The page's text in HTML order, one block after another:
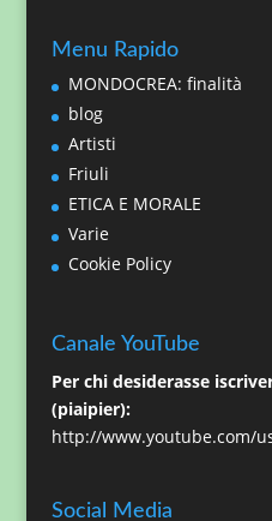
Menu Rapido
MONDOCREA: finalità
blog
Artisti
Friuli
ETICA E MORALE
Varie
Cookie Policy
Canale YouTube
Per chi desiderasse
(piaipier):
http://www.youtube.com/
Social Media